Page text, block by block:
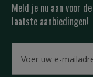
Meld je nu aan voor
laatste aanbiedingen!